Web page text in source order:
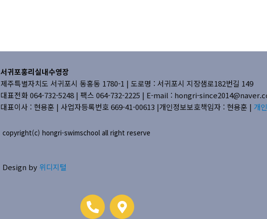
서귀포홍리실내수영장
제주특별자치도 서귀포시 동홍동 1780-1 | 도로명 : 서귀포시 지장샘로182번길 149
대표전화 064-732-5248 | 팩스 064-732-2225 | E-mail : hongri-
대표이사 : 현용훈 | 사업자등록번호 669-41-00613 |개인정보보호책임자 : 현용훈 | 개
copyright(c) hongri-swimschool all right reserve
Design by 위디지털